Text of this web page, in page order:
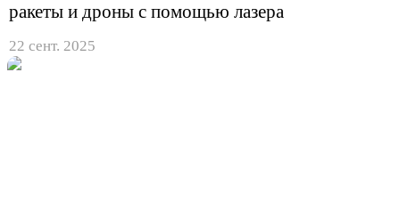
ракеты и дроны с помощью лазера
22 сент. 2025